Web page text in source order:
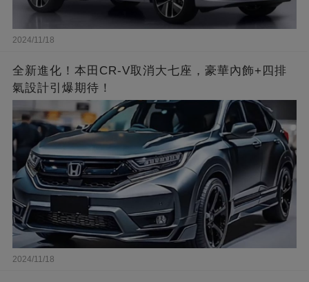
2024/11/18
全新進化！本田CR-V取消大七座，豪華內飾+四排
氣設計引爆期待！
2024/11/18